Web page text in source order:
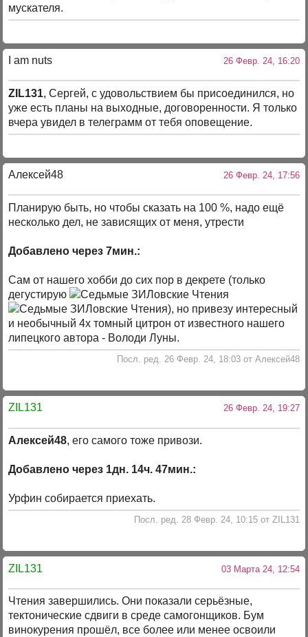
мускателя.
I am nuts 26 Февр. 24, 16:20
ZIL131, Сергей, с удовольствием бы присоединился, но
уже есть планы на выходные, договоренности. Я только
вчера увидел в телеграмм от тебя оповещение.
Алексей48 26 Февр. 24, 17:56
Планирую быть, но чтобы сказать на 100 %, надо ещё
несколько дел, не зависящих от меня, утрести
Добавлено через 7мин.:
Сам от нашего хобби до сих пор в декрете (только
дегустирую
), но привезу интересный
и необычный 4х томный цитрон от известного нашего
липецкого автора - Володи Луны.
Посл. ред. 26 Февр. 24, 18:03 от Алексей48
ZIL131 26 Февр. 24, 19:27
Алексей48, его самого тоже привози.
Добавлено через 1дн. 14ч. 47мин.:
Урфин собирается приехать.
Посл. ред. 28 Февр. 24, 10:15 от ZIL131
ZIL131 03 Марта 24, 12:54
Чтения завершились. Они показали серьёзные,
тектонические сдвиги в среде самогонщиков. Бум
винокурения прошёл, все более или менее освоили